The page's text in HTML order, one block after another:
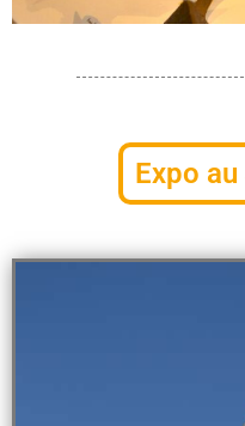
Expo